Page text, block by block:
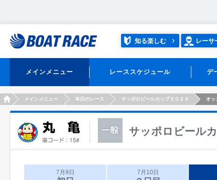
知る楽しむ レーサ
メインメニュー レーススケジュール デ
HOMEメインメニュー 本日のレース サッポロビールカップ２０２４ オッ
サッポロビール
7月9日 7月10日